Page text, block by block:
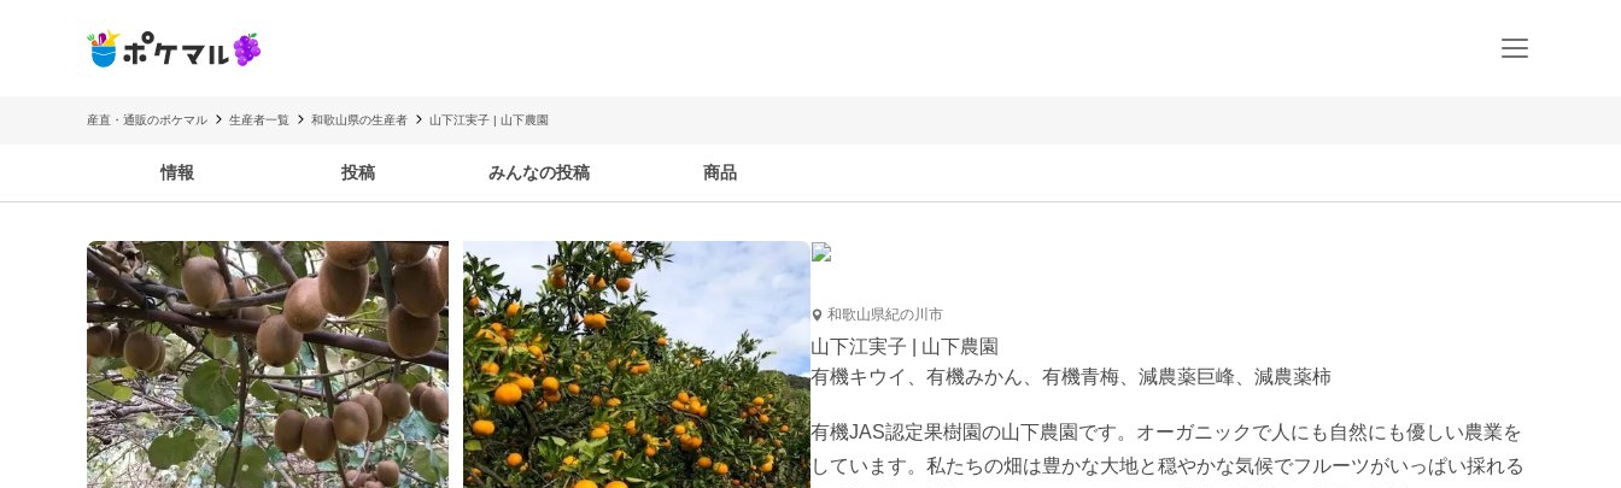
産直・通販のポケマル 生産者一覧 和歌山県の生産者 山下江実子 | 山下農園
情報 投稿 みんなの投稿 商品
和歌山県紀の川市
山下江実子 | 山下農園
有機キウイ、有機みかん、有機青梅、減農薬巨峰、減農薬柿
有機JAS認定果樹園の山下農園です。オーガニックで人にも自然にも優しい農業を
しています。私たちの畑は豊かな大地と穏やかな気候でフルーツがいっぱい採れる